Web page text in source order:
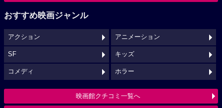
おすすめ映画ジャンル
アクション アニメーション
SF キッズ
コメディ ホラー
映画館クチコミ一覧へ